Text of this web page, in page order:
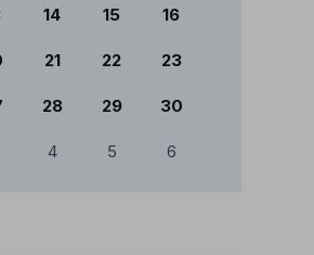
14 15 16
21 22 23
28 29 30
4 5 6